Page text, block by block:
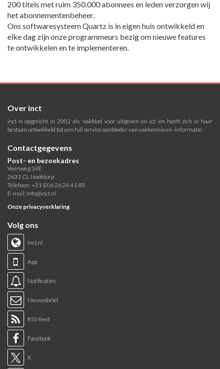
200 titels met ruim 350.000 abonnees en leden verzorgen wij
het abonnementenbeheer.
Ons softwaresysteem Quartz is in eigen huis ontwikkeld en
elke dag zijn onze programmeurs bezig om nieuwe features
te ontwikkelen en te implementeren.
Over inct
inct is opgericht in 2002 als 'vakblad voor uitgeven en ict' en heeft zich in haar
bestaan ontwikkeld tot een full service aanbieder van vakkennis en -informatie.
Contactgegevens
Post- en bezoekadres
Veenweg 34E
2631 CL Nootdorp
Telefoon: +31 (0)6 26 24 41 83
E-mail: info@inct.nl
Onze privacyverklaring
Volg ons
inct.nl
App
Notificaties
Nieuwsbrief
RSS-feed
Facebook
X